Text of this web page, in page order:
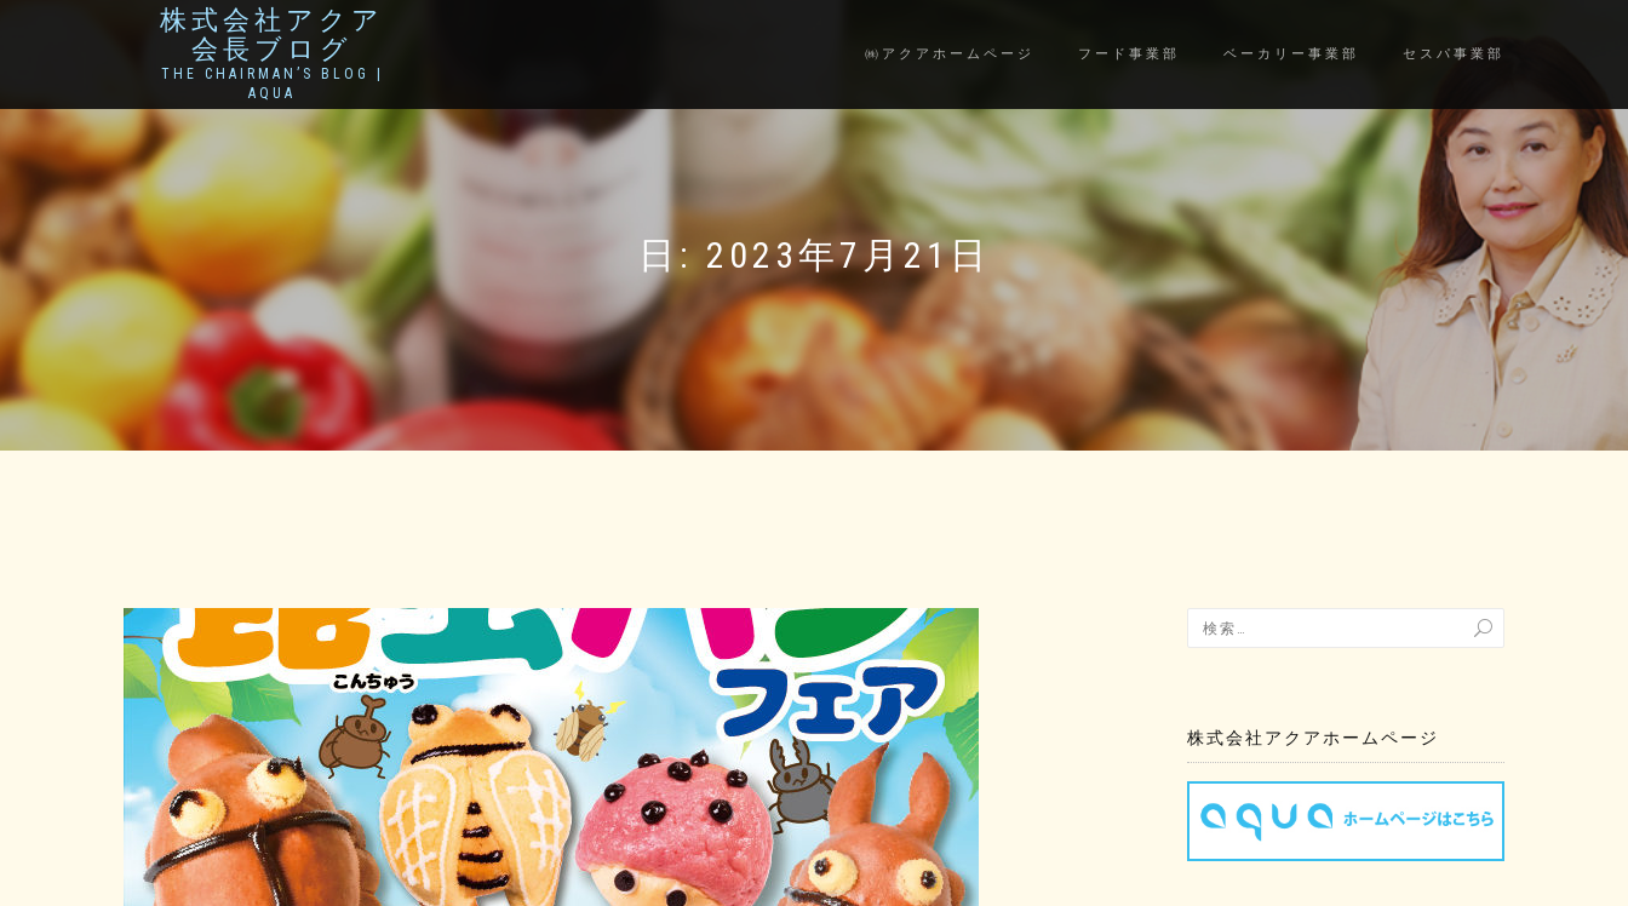
株式会社アクア
会長ブログ
THE CHAIRMAN’S BLOG |
AQUA
㈱アクアホームページ フード事業部 ベーカリー事業部 セスパ事業部
日: 2023年7月21日
株式会社アクアホームページ